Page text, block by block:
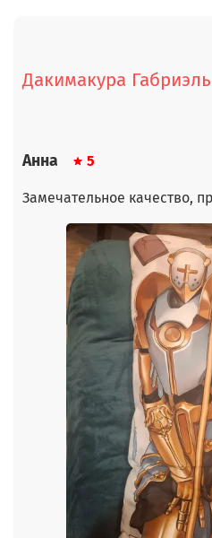
Дакимакура Габриэль
Анна 5
Замечательное качество,